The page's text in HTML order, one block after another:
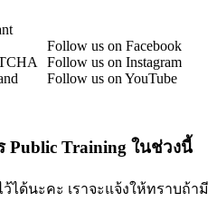
Follow us on Facebook
Follow us on Instagram
Follow us on YouTube
Public Training ในช่วงนี้
ได้นะคะ เราจะแจ้งให้ทราบถ้ามี